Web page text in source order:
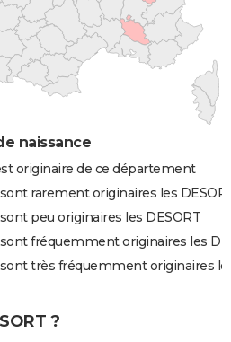
naissance
originaire de ce département
rarement originaires les
peu originaires les DESORT
fréquemment originaires les
très fréquemment originaires
?